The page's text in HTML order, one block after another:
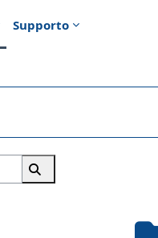
Supporto
Cerca corsi
Cerca corsi